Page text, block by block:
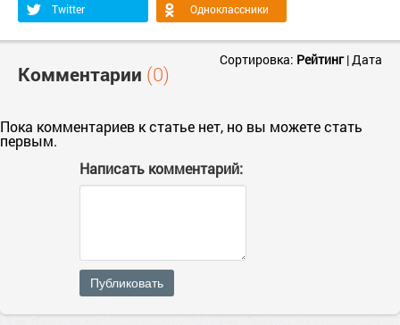
Twitter
Одноклассники
Комментарии (0)
Сортировка: Рейтинг|Дата
Пока комментариев к статье нет, но вы можете стать
первым.
Написать комментарий:
Публиковать